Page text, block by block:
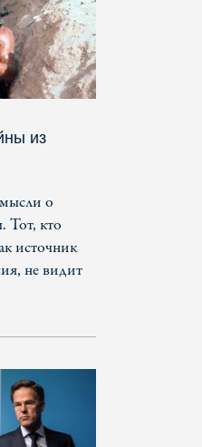
из
о
Тот, кто
источник
не видит